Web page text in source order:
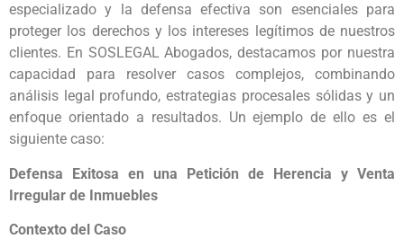
especializado y la defensa efectiva son esenciales para
proteger los derechos y los intereses legítimos de nuestros
clientes. En SOSLEGAL Abogados, destacamos por nuestra
capacidad para resolver casos complejos, combinando
análisis legal profundo, estrategias procesales sólidas y un
enfoque orientado a resultados. Un ejemplo de ello es el
siguiente caso:
Defensa Exitosa en una Petición de Herencia y Venta
Irregular de Inmuebles
Contexto del Caso